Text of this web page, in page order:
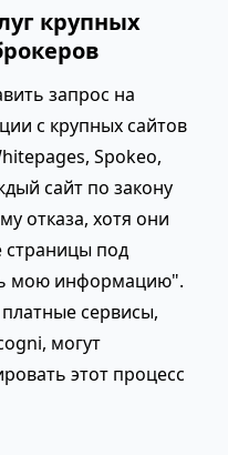
крупных
запрос на
с крупных сайтов
Spokeo,
сайт по закону
отказа, хотя они
страницы под
мою информацию".
сервисы,
могут
этот процесс